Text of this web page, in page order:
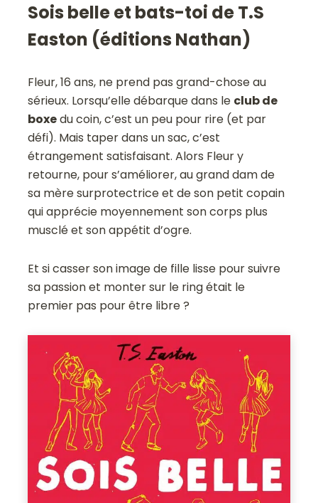
Sois belle et bats-toi de T.S
Easton (éditions Nathan)
Fleur, 16 ans, ne prend pas grand-chose au
sérieux. Lorsqu’elle débarque dans le club de
boxedu coin, c’est un peu pour rire (et par
défi). Mais taper dans un sac, c’est
étrangement satisfaisant. Alors Fleur y
retourne, pour s’améliorer, au grand dam de
sa mère surprotectrice et de son petit copain
qui apprécie moyennement son corps plus
musclé et son appétit d’ogre.
Et si casser son image de fille lisse pour suivre
sa passion et monter sur le ring était le
premier pas pour être libre ?